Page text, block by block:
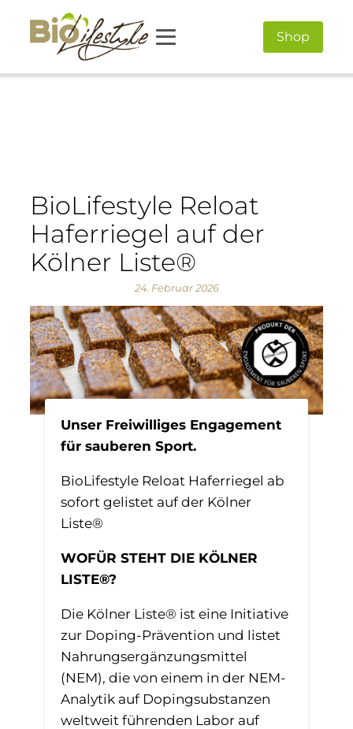
Shop
BioLifestyle Reloat
Haferriegel auf der
Kölner Liste®
24. Februar 2026
Unser Freiwilliges Engagement
für sauberen Sport.
BioLifestyle Reloat Haferriegel ab
sofort gelistet auf der Kölner
Liste®
WOFÜR STEHT DIE KÖLNER
LISTE®?
Die Kölner Liste® ist eine Initiative
zur Doping-Prävention und listet
Nahrungsergänzungsmittel
(NEM), die von einem in der NEM-
Analytik auf Dopingsubstanzen
weltweit führenden Labor auf